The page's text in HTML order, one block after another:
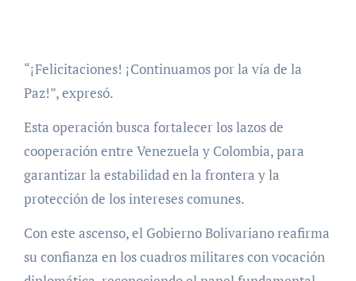
“¡Felicitaciones! ¡Continuamos por la vía de la
Paz!”, expresó.
Esta operación busca fortalecer los lazos de
cooperación entre Venezuela y Colombia, para
garantizar la estabilidad en la frontera y la
protección de los intereses comunes.
Con este ascenso, el Gobierno Bolivariano reafirma
su confianza en los cuadros militares con vocación